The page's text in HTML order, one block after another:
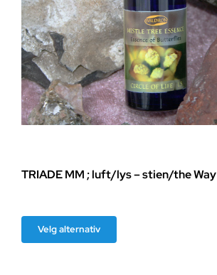
TRIADE MM ; luft/lys – stien/the Way
Velg alternativ
produktet